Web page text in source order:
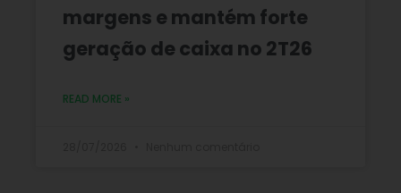
margens e mantém forte
geração de caixa no 2T26
READ MORE »